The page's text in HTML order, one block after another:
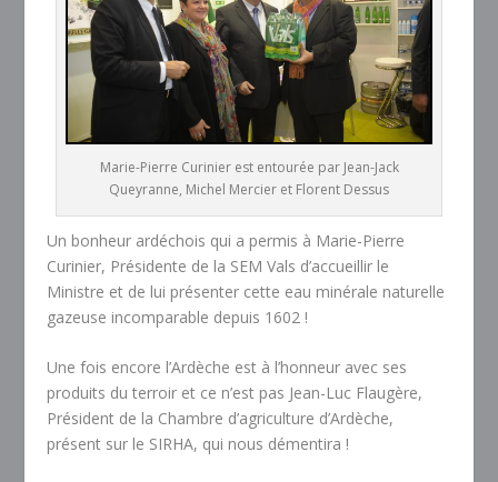
Marie-Pierre Curinier est entourée par Jean-Jack
Queyranne, Michel Mercier et Florent Dessus
Un bonheur ardéchois qui a permis à Marie-Pierre
Curinier, Présidente de la SEM Vals d’accueillir le
Ministre et de lui présenter cette eau minérale naturelle
gazeuse incomparable depuis 1602 !
Une fois encore l’Ardèche est à l’honneur avec ses
produits du terroir et ce n’est pas Jean-Luc Flaugère,
Président de la Chambre d’agriculture d’Ardèche,
présent sur le SIRHA, qui nous démentira !